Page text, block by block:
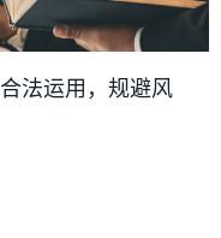
法运用，规避风